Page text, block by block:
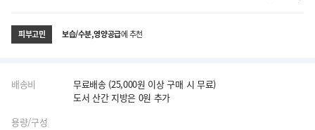
피부고민 보습/수분,영양공급에 추천
배송비
무료배송 (25,000원 이상 구매 시 무료)
도서 산간 지방은 0원 추가
용량/구성